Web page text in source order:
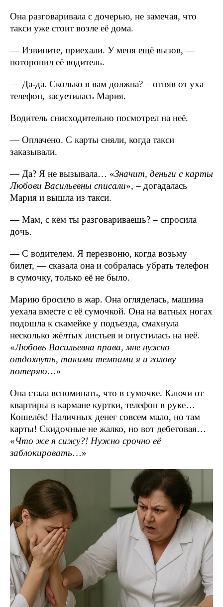
Она разговаривала с дочерью, не замечая, что
такси уже стоит возле её дома.
— Извините, приехали. У меня ещё вызов, —
поторопил её водитель.
— Да-да. Сколько я вам должна? – отняв от уха
телефон, засуетилась Мария.
Водитель снисходительно посмотрел на неё.
— Оплачено. С карты сняли, когда такси
заказывали.
— Да? Я не вызывала… «Значит, деньги с карты
Любови Васильевны списали», – догадалась
Мария и вышла из такси.
— Мам, с кем ты разговариваешь? – спросила
дочь.
— С водителем. Я перезвоню, когда возьму
билет, — сказала она и собралась убрать телефон
в сумочку, только её не было.
Марию бросило в жар. Она огляделась, машина
уехала вместе с её сумочкой. Она на ватных ногах
подошла к скамейке у подъезда, смахнула
несколько жёлтых листьев и опустилась на неё.
«Любовь Васильевна права, мне нужно
отдохнуть, такими темпами я и голову
потеряю…»
Она стала вспоминать, что в сумочке. Ключи от
квартиры в кармане куртки, телефон в руке…
Кошелёк! Наличных денег совсем мало, но там
карты! Скидочные не жалко, но вот дебетовая…
«Что же я сижу?! Нужно срочно её
заблокировать…»